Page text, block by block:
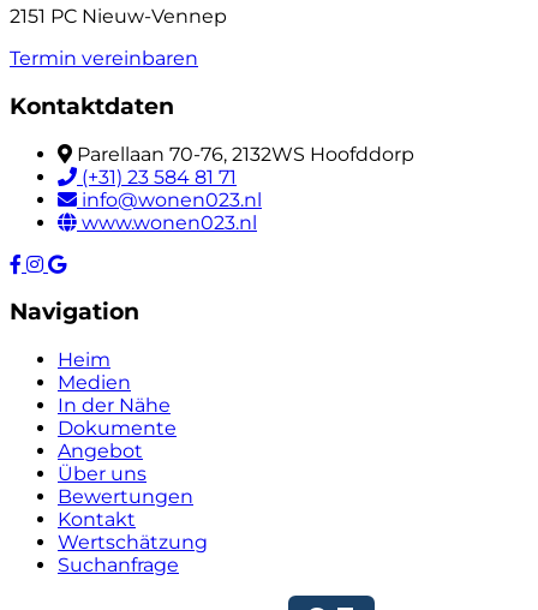
2151 PC Nieuw-Vennep
Termin vereinbaren
Kontaktdaten
Parellaan 70-76, 2132WS Hoofddorp
(+31) 23 584 81 71
info@wonen023.nl
www.wonen023.nl
Navigation
Heim
Medien
In der Nähe
Dokumente
Angebot
Über uns
Bewertungen
Kontakt
Wertschätzung
Suchanfrage